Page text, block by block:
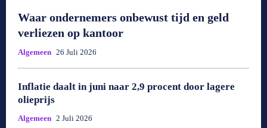
Waar ondernemers onbewust tijd en geld
verliezen op kantoor
Algemeen 26 Juli 2026
Inflatie daalt in juni naar 2,9 procent door lagere
olieprijs
Algemeen 2 Juli 2026